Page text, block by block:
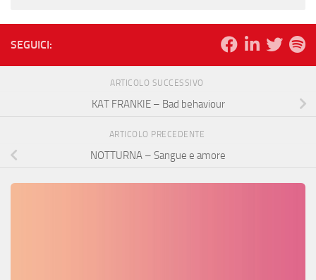
SEGUICI:
ARTICOLO SUCCESSIVO
KAT FRANKIE – Bad behaviour
ARTICOLO PRECEDENTE
NOTTURNA – Sangue e amore